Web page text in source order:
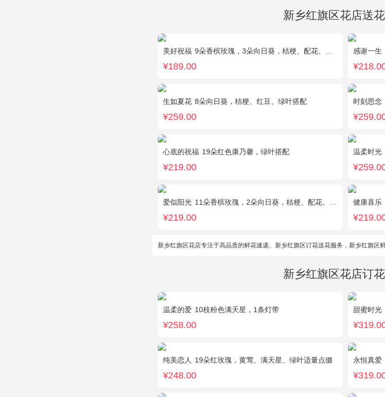
新乡红旗区花店送
美好祝福 9朵香槟玫瑰，3朵向日葵，桔梗、配花、配草搭配
¥189.00
感谢一生
生如夏花 8朵向日葵，桔梗、红豆、绿叶搭配
¥259.00
时刻思念
心底的祝福 19朵红色康乃馨，绿叶搭配
¥219.00
温柔时光
爱似阳光 11朵香槟玫瑰，2朵向日葵，桔梗、配花、绿叶搭配
¥219.00
健康喜乐
新乡红旗区花店专注于高品质的鲜花速递、新乡红旗区订花送花服务，新乡红旗区
新乡红旗区花店订
温柔的爱 10枝粉色满天星，1条灯带
¥258.00
甜蜜时光
纯美恋人 19朵红玫瑰，黄莺、满天星、绿叶适量点缀
¥248.00
永恒真爱